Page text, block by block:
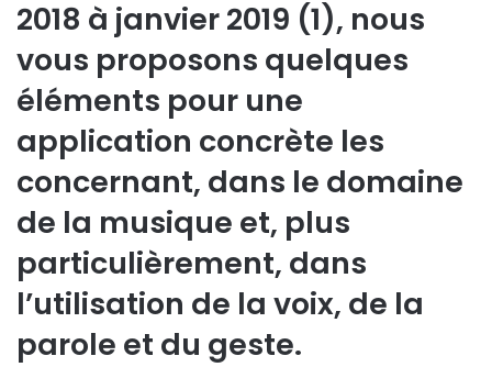
2018 à janvier 2019 (1), nous
vous proposons quelques
éléments pour une
application concrète les
concernant, dans le domaine
de la musique et, plus
particulièrement, dans
l’utilisation de la voix, de la
parole et du geste.